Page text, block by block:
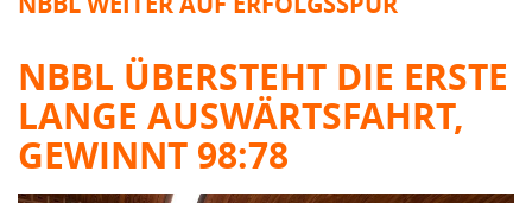
NBBL ÜBERSTEHT DIE ERSTE
LANGE AUSWÄRTSFAHRT,
GEWINNT 98:78